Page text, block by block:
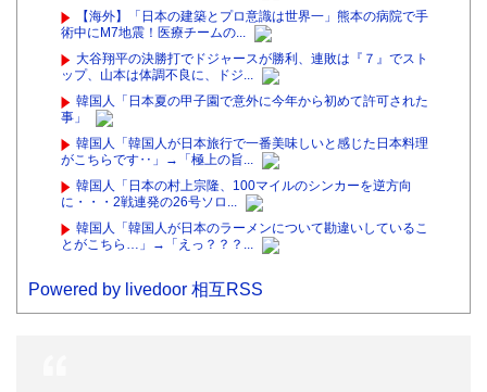
【海外】「日本の建築とプロ意識は世界一」熊本の病院で手
術中にM7地震！医療チームの...
大谷翔平の決勝打でドジャースが勝利、連敗は『７』でスト
ップ、山本は体調不良に、ドジ...
韓国人「日本夏の甲子園で意外に今年から初めて許可された
事」
韓国人「韓国人が日本旅行で一番美味しいと感じた日本料理
がこちらです‥」→「極上の旨...
韓国人「日本の村上宗隆、100マイルのシンカーを逆方向
に・・・2戦連発の26号ソロ...
韓国人「韓国人が日本のラーメンについて勘違いしているこ
とがこちら…」→「えっ？？？...
Powered by livedoor 相互RSS